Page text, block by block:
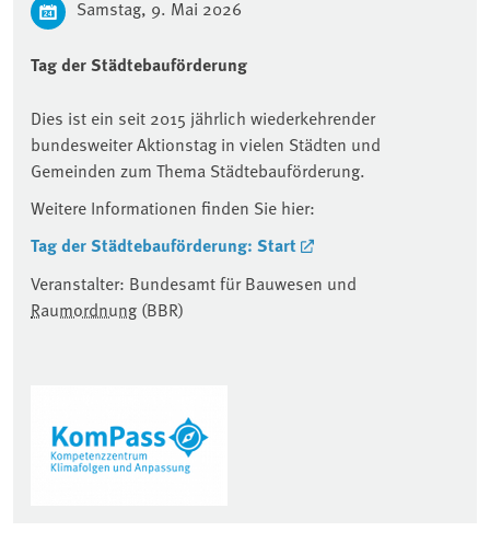
Samstag, 9. Mai 2026
Tag der Städtebauförderung
Dies ist ein seit 2015 jährlich wiederkehrender
bundesweiter Aktionstag in vielen Städten und
Gemeinden zum Thema Städtebauförderung.
Weitere Informationen finden Sie hier:
Tag der Städtebauförderung: Start
Veranstalter: Bundesamt für Bauwesen und
Raumordnung (BBR)